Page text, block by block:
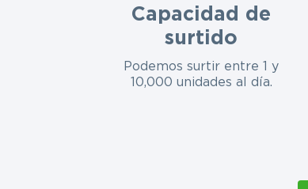
Capacidad de
surtido
Podemos surtir entre 1 y
10,000 unidades al día.